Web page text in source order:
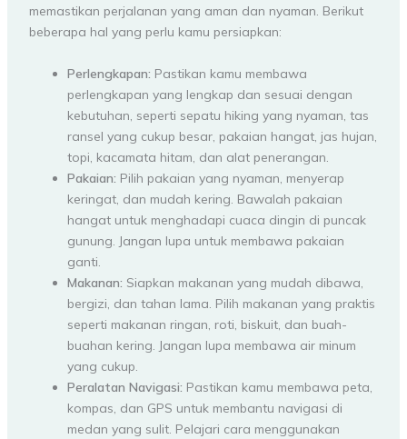
memastikan perjalanan yang aman dan nyaman. Berikut
beberapa hal yang perlu kamu persiapkan:
Perlengkapan: Pastikan kamu membawa
perlengkapan yang lengkap dan sesuai dengan
kebutuhan, seperti sepatu hiking yang nyaman, tas
ransel yang cukup besar, pakaian hangat, jas hujan,
topi, kacamata hitam, dan alat penerangan.
Pakaian: Pilih pakaian yang nyaman, menyerap
keringat, dan mudah kering. Bawalah pakaian
hangat untuk menghadapi cuaca dingin di puncak
gunung. Jangan lupa untuk membawa pakaian
ganti.
Makanan: Siapkan makanan yang mudah dibawa,
bergizi, dan tahan lama. Pilih makanan yang praktis
seperti makanan ringan, roti, biskuit, dan buah-
buahan kering. Jangan lupa membawa air minum
yang cukup.
Peralatan Navigasi: Pastikan kamu membawa peta,
kompas, dan GPS untuk membantu navigasi di
medan yang sulit. Pelajari cara menggunakan